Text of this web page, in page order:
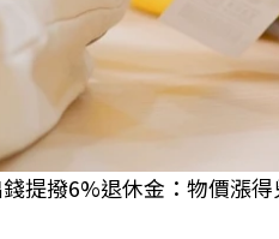
提撥6%退休金：物價漲